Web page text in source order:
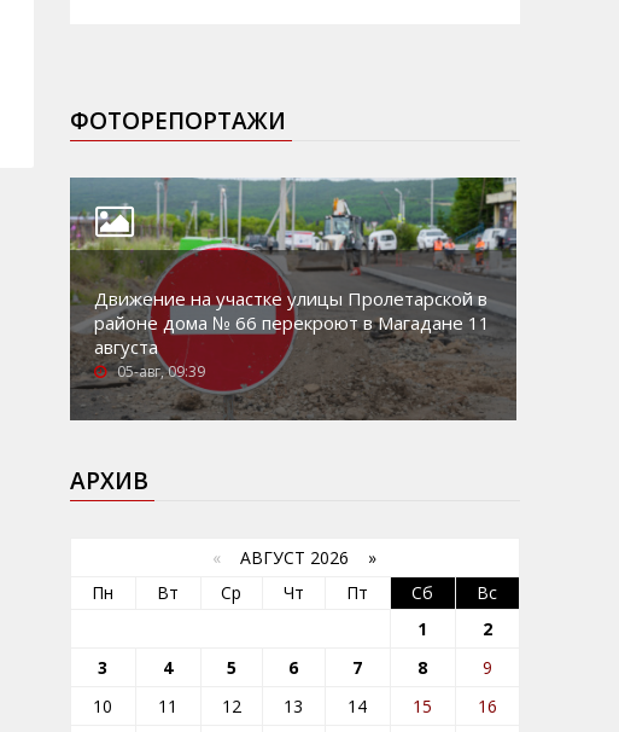
ФОТОРЕПОРТАЖИ
Движение на участке улицы Пролетарской в
районе дома № 66 перекроют в Магадане 11
августа
05-авг, 09:39
АРХИВ
« АВГУСТ 2026 »
Пн
Вт Ср Чт Пт Сб
Вс
1
2
3
4 5 6 7 8
9
10
11 12 13 14 15
16